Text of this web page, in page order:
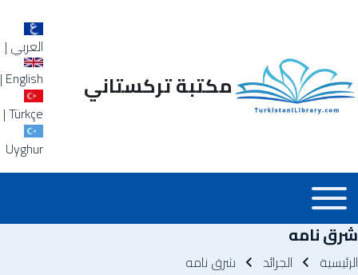
العربي |
English
|
Türkçe
|
Uyghur
مكتبة تركستاني
Main_Menu_ar
Toggle main menu
شرق نامه
مسار التنقل
الرئيسية الجرائد شرق نامه